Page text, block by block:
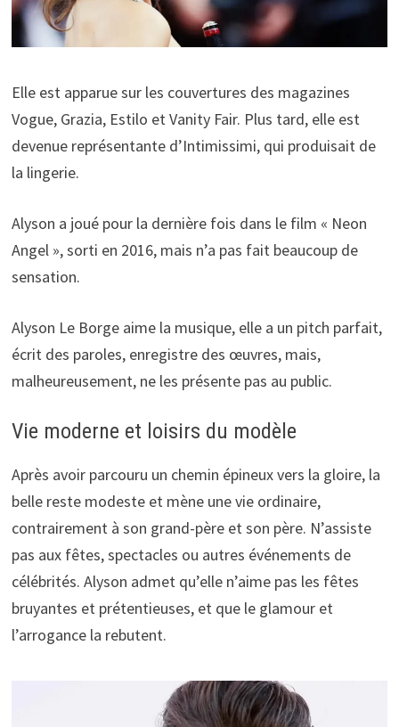
Elle est apparue sur les couvertures des magazines
Vogue, Grazia, Estilo et Vanity Fair. Plus tard, elle est
devenue représentante d’Intimissimi, qui produisait de
la lingerie.
Alyson a joué pour la dernière fois dans le film « Neon
Angel », sorti en 2016, mais n’a pas fait beaucoup de
sensation.
Alyson Le Borge aime la musique, elle a un pitch parfait,
écrit des paroles, enregistre des œuvres, mais,
malheureusement, ne les présente pas au public.
Vie moderne et loisirs du modèle
Après avoir parcouru un chemin épineux vers la gloire, la
belle reste modeste et mène une vie ordinaire,
contrairement à son grand-père et son père. N’assiste
pas aux fêtes, spectacles ou autres événements de
célébrités. Alyson admet qu’elle n’aime pas les fêtes
bruyantes et prétentieuses, et que le glamour et
l’arrogance la rebutent.